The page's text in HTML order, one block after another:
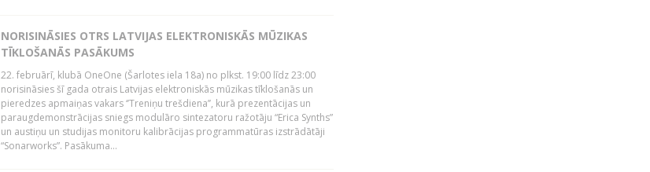
NORISINĀSIES OTRS LATVIJAS ELEKTRONISKĀS MŪZIKAS
TĪKLOŠANĀS PASĀKUMS
22. februārī, klubā OneOne (Šarlotes iela 18a) no plkst. 19:00 līdz 23:00
norisināsies šī gada otrais Latvijas elektroniskās mūzikas tīklošanās un
pieredzes apmaiņas vakars ‘’Treniņu trešdiena’’, kurā prezentācijas un
paraugdemonstrācijas sniegs modulāro sintezatoru ražotāju “Erica Synths”
un austiņu un studijas monitoru kalibrācijas programmatūras izstrādātāji
“Sonarworks”. Pasākuma...